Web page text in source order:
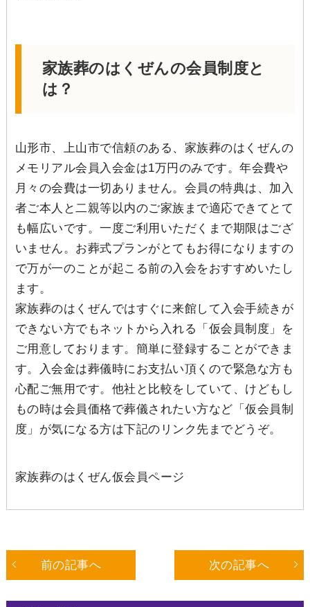
家族葬のはくぜんの会員制度と
は？
山形市、上山市で信頼のある、家族葬のはくぜんの
メモリアル会員入会金は1万円のみです。年会費や
月々の会費は一切ありません。会員の特典は、加入
者ご本人と二親等以内のご家族まで適応できてとて
も幅広いです。一度ご利用いただくまで期限はござ
いません。お葬式プランがとてもお得になりますの
で万が一のことが起こる前の入会をおすすめいたし
ます。
家族葬のはくぜんではすぐに来館して入会手続きが
できない方でもネットから入れる「仮会員制度」を
ご用意しております。簡単に登録することができま
す。入会金は葬儀時にお支払い頂くので緊急な方も
心配ご無用です。他社と比較をしていて、けどもし
もの時は会員価格で葬儀されたい方など「仮会員制
度」が気になる方は下記のリンク先までどうぞ。
家族葬のはくぜん仮会員ページ
前の記事へ 次の記事へ